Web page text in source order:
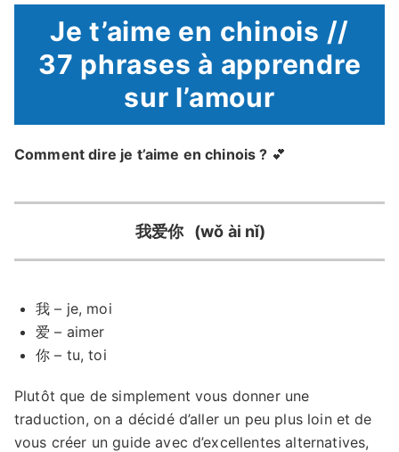
Je t’aime en chinois //
37 phrases à apprendre
sur l’amour
Comment dire je t’aime en chinois ? 💕
我爱你 (wǒ ài nǐ)
我 – je, moi
爱 – aimer
你 – tu, toi
Plutôt que de simplement vous donner une
traduction, on a décidé d’aller un peu plus loin et de
vous créer un guide avec d’excellentes alternatives,